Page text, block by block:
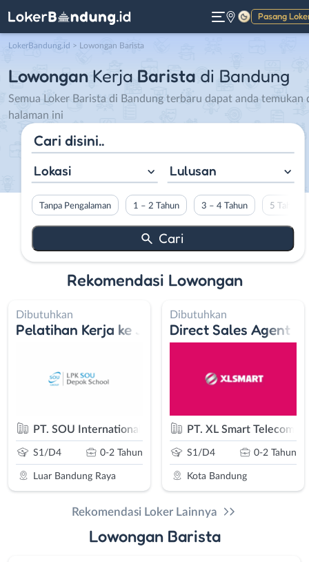
Pasang
Gelap
LokerBandung.id > Lowongan Barista
Lowongan Kerja Barista di Bandung
Semua Loker Barista di Bandung terbaru dapat anda temukan
halaman ini
Lokasi Lulusan
Tanpa Pengalaman 1 – 2 Tahun 3 – 4 Tahun 5 Tahun
Rekomendasi Lowongan
Dibutuhkan
Pelatihan Kerja ke Jepang
PT. SOU International Learning Indonesia
S1/D4 0-2 Tahun
Luar Bandung Raya
Dibutuhkan
Direct Sales Agent
PT. XL Smart Telecom
S1/D4 0-2 Tahun
Kota Bandung
Rekomendasi Loker Lainnya
Lowongan Barista